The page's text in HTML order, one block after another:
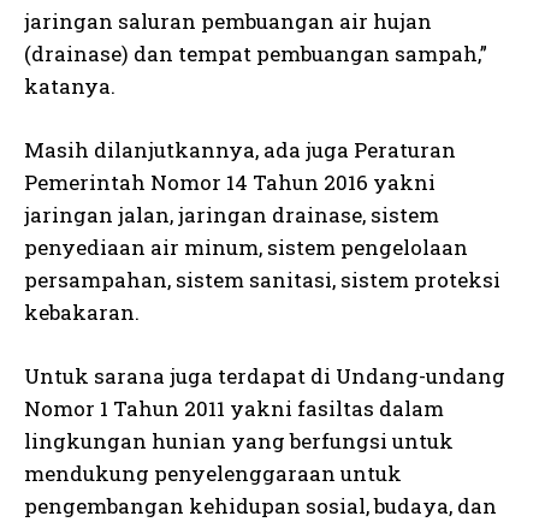
jaringan saluran pembuangan air hujan
(drainase) dan tempat pembuangan sampah,”
katanya.
Masih dilanjutkannya, ada juga Peraturan
Pemerintah Nomor 14 Tahun 2016 yakni
jaringan jalan, jaringan drainase, sistem
penyediaan air minum, sistem pengelolaan
persampahan, sistem sanitasi, sistem proteksi
kebakaran.
Untuk sarana juga terdapat di Undang-undang
Nomor 1 Tahun 2011 yakni fasiltas dalam
lingkungan hunian yang berfungsi untuk
mendukung penyelenggaraan untuk
pengembangan kehidupan sosial, budaya, dan